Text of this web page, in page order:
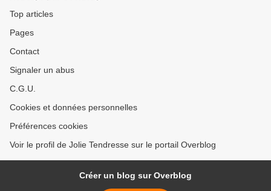
Top articles
Pages
Contact
Signaler un abus
C.G.U.
Cookies et données personnelles
Préférences cookies
Voir le profil de Jolie Tendresse sur le portail Overblog
Créer un blog sur Overblog